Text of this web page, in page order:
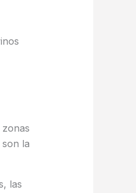
la
las